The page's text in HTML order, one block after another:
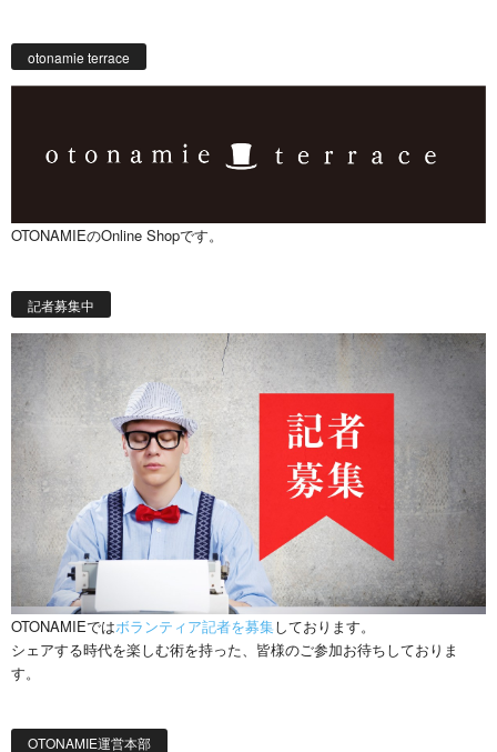
otonamie terrace
OTONAMIEのOnline Shopです。
記者募集中
OTONAMIEではボランティア記者を募集しております。
シェアする時代を楽しむ術を持った、皆様のご参加お待ちしておりま
す。
OTONAMIE運営本部